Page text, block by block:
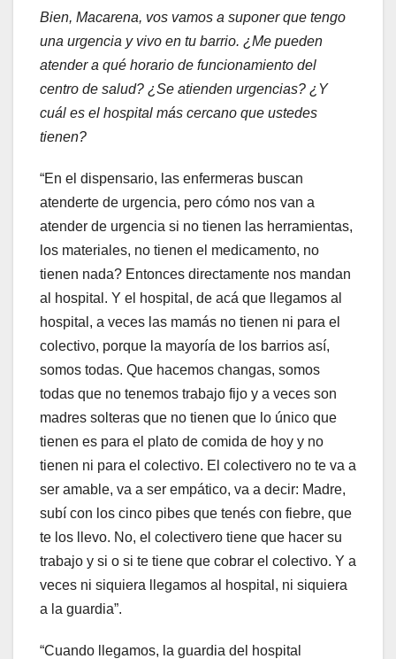
Bien, Macarena, vos vamos a suponer que tengo
una urgencia y vivo en tu barrio. ¿Me pueden
atender a qué horario de funcionamiento del
centro de salud? ¿Se atienden urgencias? ¿Y
cuál es el hospital más cercano que ustedes
tienen?
“En el dispensario, las enfermeras buscan
atenderte de urgencia, pero cómo nos van a
atender de urgencia si no tienen las herramientas,
los materiales, no tienen el medicamento, no
tienen nada? Entonces directamente nos mandan
al hospital. Y el hospital, de acá que llegamos al
hospital, a veces las mamás no tienen ni para el
colectivo, porque la mayoría de los barrios así,
somos todas. Que hacemos changas, somos
todas que no tenemos trabajo fijo y a veces son
madres solteras que no tienen que lo único que
tienen es para el plato de comida de hoy y no
tienen ni para el colectivo. El colectivero no te va a
ser amable, va a ser empático, va a decir: Madre,
subí con los cinco pibes que tenés con fiebre, que
te los llevo. No, el colectivero tiene que hacer su
trabajo y si o si te tiene que cobrar el colectivo. Y a
veces ni siquiera llegamos al hospital, ni siquiera
a la guardia”.
“Cuando
llegamos, la guardia del hospital